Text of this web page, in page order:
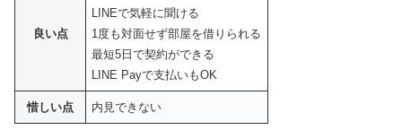
良い点
LINEで気軽に聞ける
1度も対面せず部屋を借りられる
最短5日で契約ができる
LINE Payで支払いもOK
惜しい点 内見できない